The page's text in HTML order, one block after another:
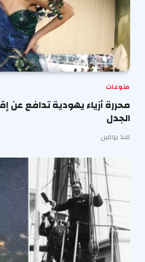
منوعات
محررة أزياء يهودية تدافع عن
الجدل
منذ يومين